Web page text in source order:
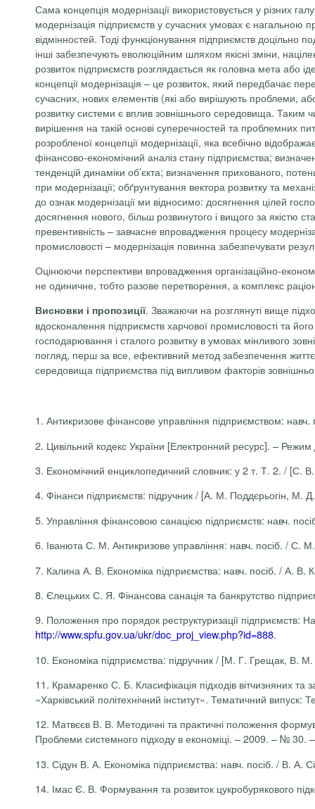
Сама концепція модернізації використовується у різних
модернізація підприємств у сучасних умовах є нагальною
відмінностей. Тоді функціонування підприємств доцільно
інші забезпечують еволюційним шляхом якісні зміни,
розвиток підприємств розглядається як головна мета або
концепції модернізація – це розвиток, який передбачає
сучасних, нових елементів (які або вирішують проблеми,
розвитку системи є вплив зовнішнього середовища. Таким
вирішення на такій основі суперечностей та проблемних
розробленої концепції модернізації, яка всебічно
фінансово-економічний аналіз стану підприємства;
тенденцій динаміки об’єкта; визначення прихованого,
при модернізації; обґрунтування вектора розвитку та
до ознак модернізації ми відносимо: досягнення цілей
досягнення нового, більш розвинутого і вищого за якістю
превентивність – завчасне впровадження процесу
промисловості – модернізація повинна забезпечувати
Оцінюючи перспективи впровадження організаційно-
не одиничне, тобто разове перетворення, а комплекс
Висновки і пропозиції. Зважаючи на розглянуті вище
вдосконалення підприємств харчової промисловості та
господарювання і сталого розвитку в умовах мінливого
погляд, перш за все, ефективний метод забезпечення
середовища підприємства під випливом факторів
1. Антикризове фінансове управління підприємством:
2. Цивільний кодекс України [Електронний ресурс]. –
3. Економічний енциклопедичний словник: у 2 т. Т. 2. /
4. Фінанси підприємств: підручник / [А. М. Поддєрьогін,
5. Управління фінансовою санацією підприємств: навч.
6. Іванюта С. М. Антикризове управління: навч. посіб. / С.
7. Калина А. В. Економіка підприємства: навч. посіб. / А.
8. Єлецьких С. Я. Фінансова санація та банкрутство
9. Положення про порядок реструктуризації
http://www.spfu.gov.ua/ukr/doc_proj_view.php?id=888.
10. Економіка підприємства: підручник / [М. Г. Грещак,
11. Крамаренко С. Б. Класифікація підходів вітчизняних
«Харківський політехнічний інститут». Тематичний
12. Матвєєв В. В. Методичні та практичні положення
Проблеми системного підходу в економіці. – 2009. – № 30.
13. Сідун В. А. Економіка підприємства: навч. посіб. / В.
14. Імас Є. В. Формування та розвиток цукробурякового